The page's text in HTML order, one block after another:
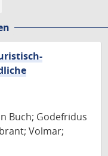
Buch; Godefridus
Volmar;